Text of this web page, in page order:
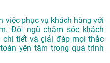
việc phục vụ khách hàng với
Đội ngũ chăm sóc khách
chi tiết và giải đáp mọi thắc
yên tâm trong quá trình